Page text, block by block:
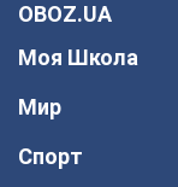
OBOZ.UA
Моя Школа
Мир
Спорт